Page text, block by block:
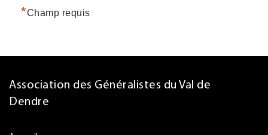
*Champ requis
Association des Généralistes du Val de
Dendre